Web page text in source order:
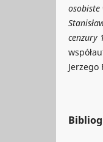
cenzury
Jerzego